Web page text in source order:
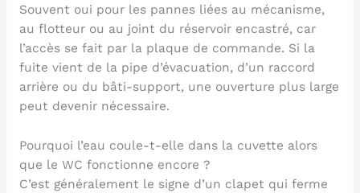
Souvent oui pour les pannes liées au mécanisme,
au flotteur ou au joint du réservoir encastré, car
l’accès se fait par la plaque de commande. Si la
fuite vient de la pipe d’évacuation, d’un raccord
arrière ou du bâti-support, une ouverture plus large
peut devenir nécessaire.
Pourquoi l’eau coule-t-elle dans la cuvette alors
que le WC fonctionne encore ?
C’est généralement le signe d’un clapet qui ferme